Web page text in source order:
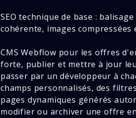
SEO technique de base :
cohérente, images compressées
CMS Webflow pour les offres
forte, publier et mettre à jour
passer par un développeur à
champs personnalisés, des
pages dynamiques générés
modifier ou archiver une offre